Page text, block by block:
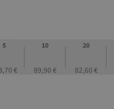
5
€
10
89,90 €
20
82,60 €